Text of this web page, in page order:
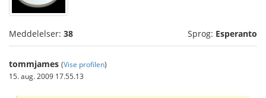
Meddelelser: 38 Sprog: Esperanto
tommjames (Vise profilen)
15. aug. 2009 17.55.13